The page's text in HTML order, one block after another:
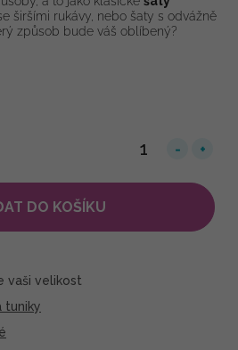
DO KOŠÍKU
širšími rukávy, nebo šaty s odvážně
způsob bude váš oblíbený?
vaši velikost
tuniky